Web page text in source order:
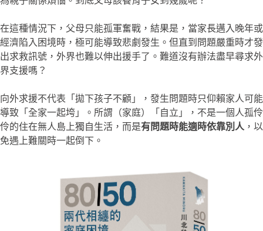
在這種情況下，父母只能孤軍奮戰，結果是，當家長邁入晚年或
經濟陷入困境時，極可能導致悲劇發生。但直到問題嚴重時才發
出求救訊號，外界也難以伸出援手了。難道沒有辦法盡早尋求外
界支援嗎？
向外求援不代表「拋下孩子不顧」，發生問題時只仰賴家人可能
導致「全家一起垮」。所謂（家庭）「自立」，不是一個人孤伶
伶的住在無人島上獨自生活，而是有問題時能適時依靠別人 ，以
免遇上難關時一起倒下。